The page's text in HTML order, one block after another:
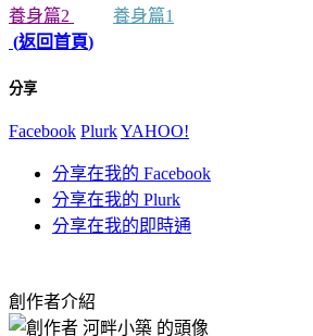
養身篇2 養身篇1
(返回首頁)
分享
Facebook PlurkYAHOO!
分享在我的 Facebook
分享在我的 Plurk
分享在我的即時通
創作者介紹